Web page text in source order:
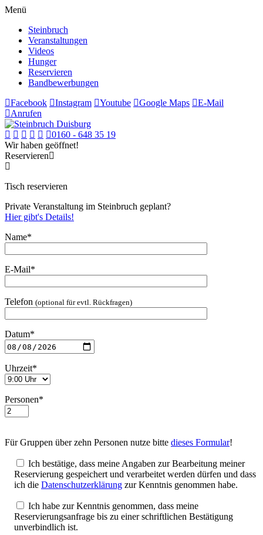
Menü
Steinbruch
Veranstaltungen
Videos
Hunger
Reservieren
Bandbewerbungen
Facebook
Instagram Youtube Google Maps
E-Mail
Anrufen
0160 - 648 35 19
Wir haben geöffnet!
Reservieren
Tisch reservieren
Private Veranstaltung im Steinbruch geplant?
Hier gibt's Details!
Name*
E-Mail*
Telefon (optional für evtl. Rückfragen)
Datum*
Uhrzeit*
Personen*
Für Gruppen über zehn Personen nutze bitte dieses Formular!
Ich bestätige, dass meine Angaben zur Bearbeitung meiner
Reservierung gespeichert und verarbeitet werden dürfen und dass
ich die Datenschutzerklärung zur Kenntnis genommen habe.
Ich habe zur Kenntnis genommen, dass meine
Reservierungsanfrage bis zu einer schriftlichen Bestätigung
unverbindlich ist.